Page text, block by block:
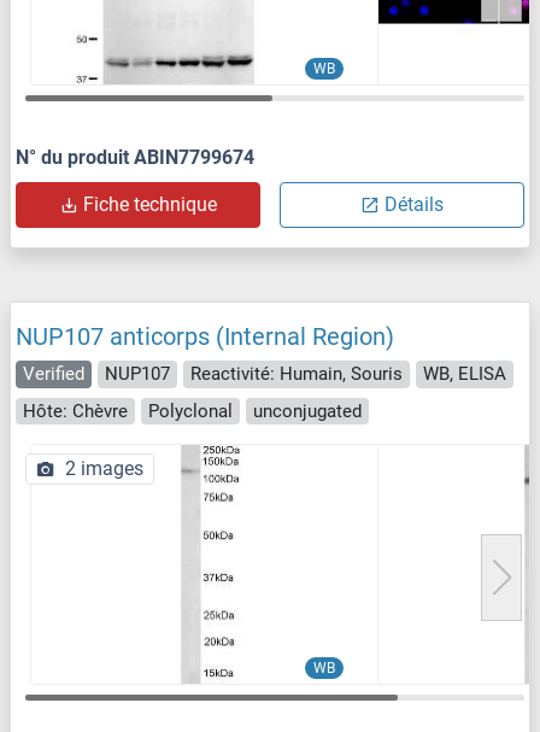
WB
N° du produit ABIN7799674
Fiche technique Détails
NUP107 anticorps (Internal Region)
Verified NUP107 Reactivité: Humain, Souris
WB, ELISA
Hôte: Chèvre
Polyclonal unconjugated
WB
2 images